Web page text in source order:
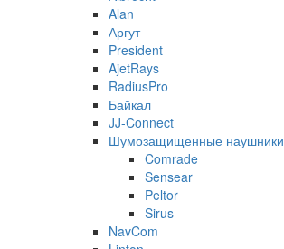
Alan
Аргут
President
AjetRays
RadiusPro
Байкал
JJ-Connect
Шумозащищенные наушники
Comrade
Sensear
Peltor
Sirus
NavCom